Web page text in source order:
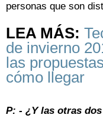
personas que son
LEA MÁS:
de invierno
las
cómo llegar
P: - ¿Y las otras